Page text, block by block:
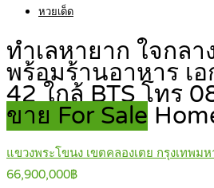
หวยเด็ด
ทำเลหายาก ใจกลา
พร้อมร้านอาหาร เ
42 ใกล้ BTS โทร
ขาย For Sale
แขวงพระโขนง เขตคลองเตย กรุงเทพม
66,900,000฿